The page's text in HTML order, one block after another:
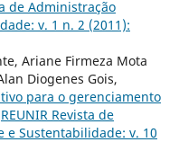
de Administração
v. 1 n. 2 (2011):
Ariane Firmeza Mota
Diogenes Gois,
para o gerenciamento
REUNIR Revista de
e Sustentabilidade: v. 10